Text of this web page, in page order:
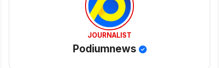
JOURNALIST
Podiumnews